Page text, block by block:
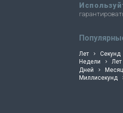
Лет
Секунд
Недели
Лет
Дней
Миллисекунд